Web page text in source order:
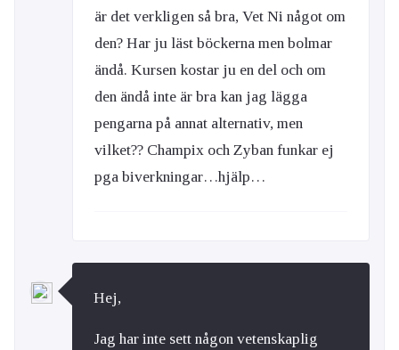
är det verkligen så bra, Vet Ni något om
den? Har ju läst böckerna men bolmar
ändå. Kursen kostar ju en del och om
den ändå inte är bra kan jag lägga
pengarna på annat alternativ, men
vilket?? Champix och Zyban funkar ej
pga biverkningar…hjälp…
Hej,
Jag har inte sett någon vetenskaplig